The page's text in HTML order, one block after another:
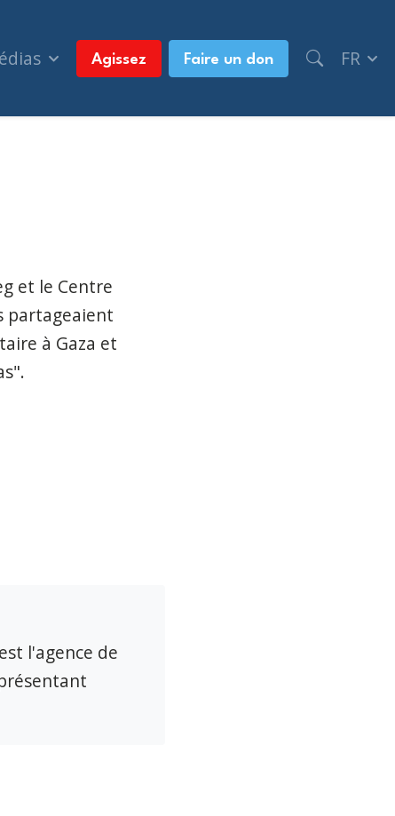
Agissez Faire un don FR
selon le premier ministre du Manitoba
et le Centre
partageaient
à Gaza et
l'agence de